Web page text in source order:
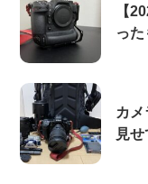
【
った
カ
見